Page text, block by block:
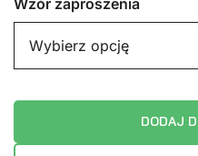
DODAJ